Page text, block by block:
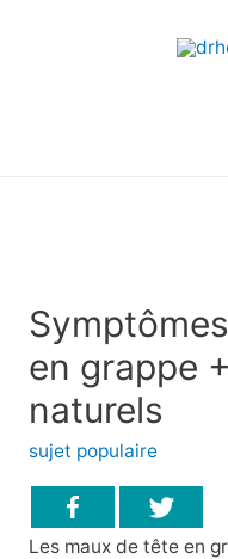
en grappe
naturels
sujet populaire
Les maux de tête en